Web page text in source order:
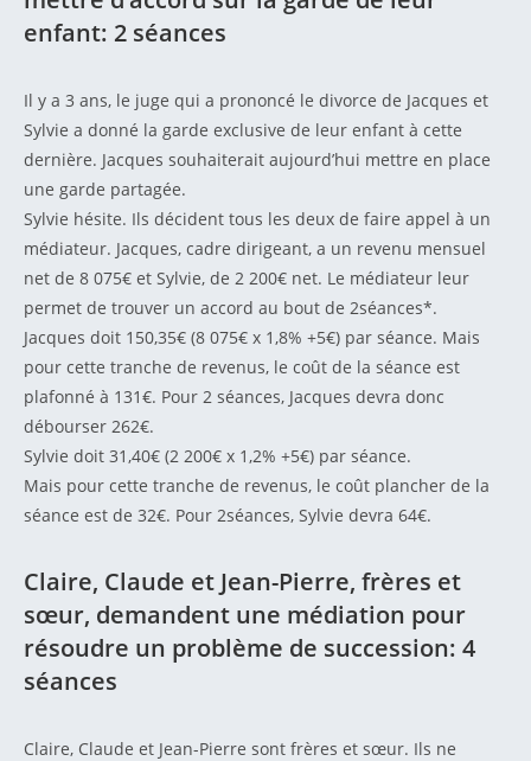
enfant: 2 séances
Il y a 3 ans, le juge qui a prononcé le divorce de Jacques et
Sylvie a donné la garde exclusive de leur enfant à cette
dernière. Jacques souhaiterait aujourd’hui mettre en place
une garde partagée.
Sylvie hésite. Ils décident tous les deux de faire appel à un
médiateur. Jacques, cadre dirigeant, a un revenu mensuel
net de 8 075€ et Sylvie, de 2 200€ net. Le médiateur leur
permet de trouver un accord au bout de 2séances*.
Jacques doit 150,35€ (8 075€ x 1,8% +5€) par séance. Mais
pour cette tranche de revenus, le coût de la séance est
plafonné à 131€. Pour 2 séances, Jacques devra donc
débourser 262€.
Sylvie doit 31,40€ (2 200€ x 1,2% +5€) par séance.
Mais pour cette tranche de revenus, le coût plancher de la
séance est de 32€. Pour 2séances, Sylvie devra 64€.
Claire, Claude et Jean-Pierre, frères et
sœur, demandent une médiation pour
résoudre un problème de succession: 4
séances
Claire, Claude et Jean-Pierre sont frères et sœur. Ils ne